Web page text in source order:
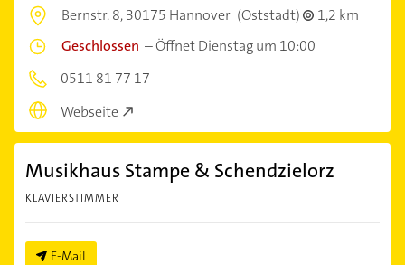
Bernstr. 8,30175 Hannover (Oststadt)
1,2 km
Geschlossen –Öffnet Dienstag um 10:00
0511 81 77 17
Webseite
Musikhaus Stampe & Schendzielorz
KLAVIERSTIMMER
E-Mail